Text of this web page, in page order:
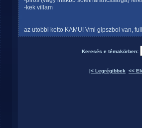
-kek villam
az utobbi ketto KAMU! Vmi gipszbol van,
Keresés e témakörben:
|< Legrégibbek <<